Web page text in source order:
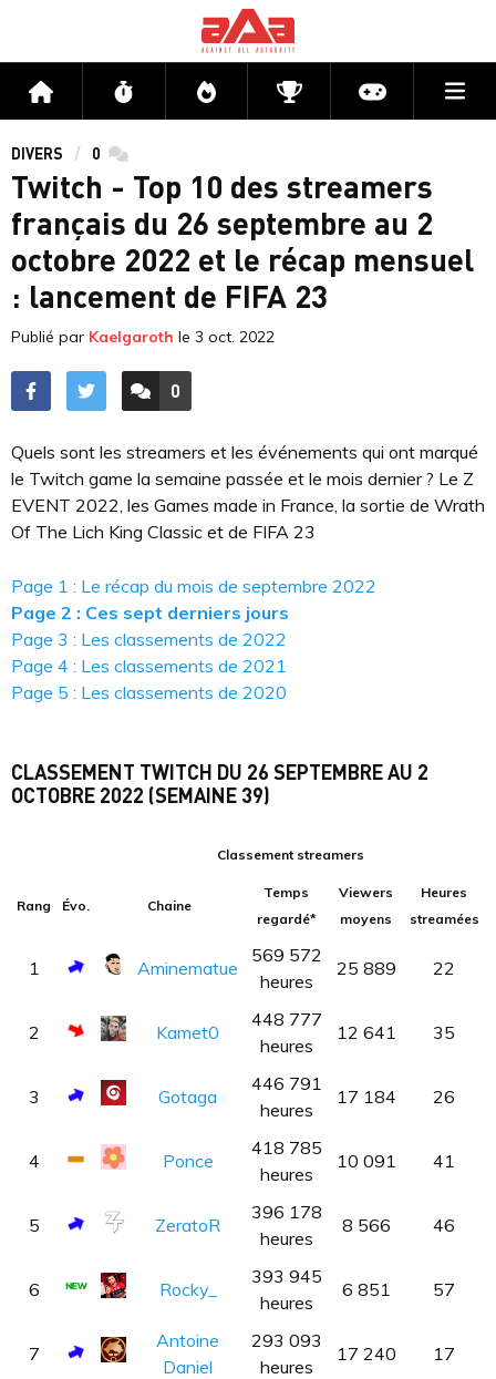
Accueil Flux Directs CompétitionsActu jeux
DIVERS 0 commentaires
Twitch - Top 10 des streamers
français du 26 septembre au 2
octobre 2022 et le récap mensuel
: lancement de FIFA 23
Publié par Kaelgaroth le 3 oct. 2022
ACCÉDER AUX
0
COMMENTAIRES
Quels sont les streamers et les événements qui ont marqué
le Twitch game la semaine passée et le mois dernier ? Le Z
EVENT 2022, les Games made in France, la sortie de Wrath
Of The Lich King Classic et de FIFA 23
Page 1 : Le récap du mois de septembre 2022
Page 2 : Ces sept derniers jours
Page 3 : Les classements de 2022
Page 4 : Les classements de 2021
Page 5 : Les classements de 2020
CLASSEMENT TWITCH DU 26 SEPTEMBRE AU 2
OCTOBRE 2022 (SEMAINE 39)
Classement streamers
Rang Évo. Chaine
Temps
regardé*
Viewers
moyens
Heures
streamées
1 Aminematue
569 572
heures
25 889 22
2 Kamet0
448 777
heures
12 641 35
3 Gotaga
446 791
heures
17 184 26
4 Ponce
418 785
heures
10 091 41
5 ZeratoR
396 178
heures
8 566 46
6 Rocky_
393 945
heures
6 851 57
7
Antoine
Daniel
293 093
heures
17 240 17